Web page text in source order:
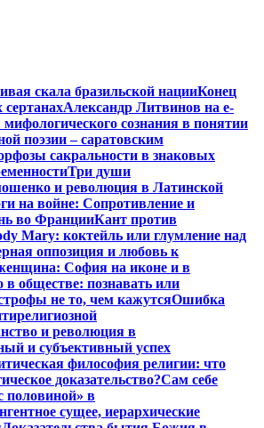
скала бразильской нацииКонец
сертанахАлександр Литвинов на e-
сознания в понятии
поэзии – саратовским
сакральности в знаковых
Три души
и революция в Латинской
на войне: Сопротивление и
во ФранцииКант против
Mary: коктейль или глумление над
оппозиция и любовь к
София на иконе и в
в обществе: познавать или
не то, чем кажутсяОшибка
и революция в
и субъективный успех
философия религии: что
доказательство?Сам себе
половиной» в
сущее, иерархические